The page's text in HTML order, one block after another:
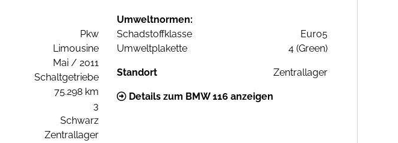
Pkw
Limousine
Mai / 2011
Schaltgetriebe
75.298 km
3
Schwarz
Zentrallager
Umweltnormen:
Schadstoffklasse
Euro5
Umweltplakette
4 (Green)
Standort Zentrallager
Details zum BMW 116 anzeigen